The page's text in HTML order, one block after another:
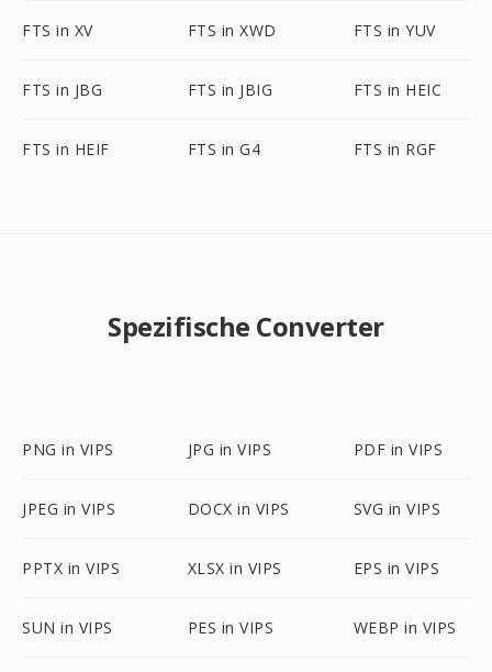
FTS in XV FTS in XWD FTS in YUV
FTS in JBG FTS in JBIG FTS in HEIC
FTS in HEIF FTS in G4 FTS in RGF
Spezifische Converter
PNG in VIPS JPG in VIPS PDF in VIPS
JPEG in VIPS DOCX in VIPS SVG in VIPS
PPTX in VIPS XLSX in VIPS EPS in VIPS
SUN in VIPS PES in VIPS WEBP in VIPS